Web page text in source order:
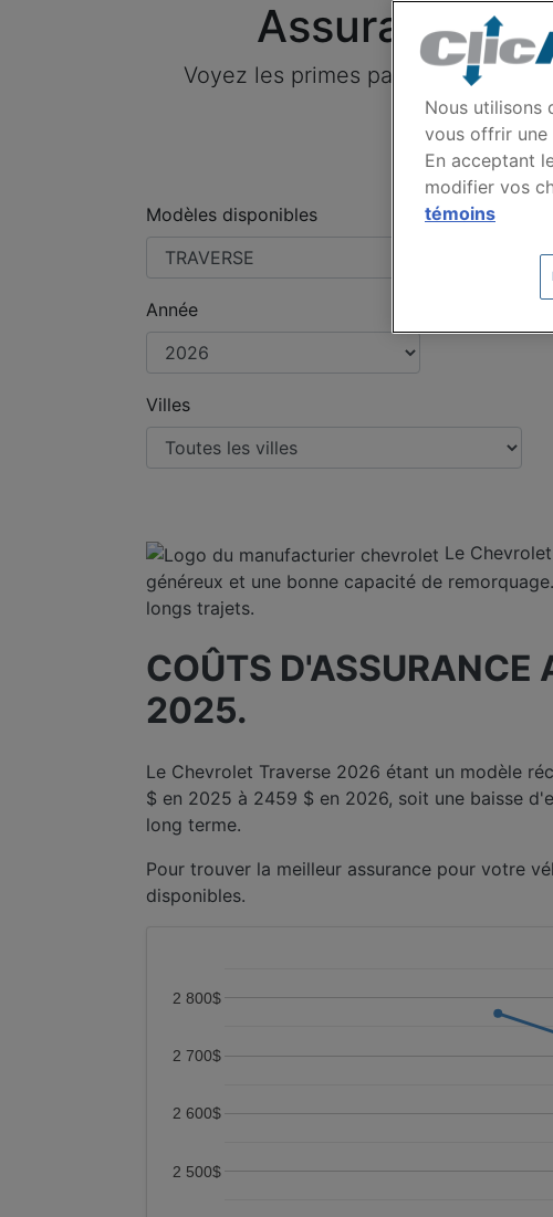
Assurance
Voyez les primes payées par nos
Modèles disponibles
Année
Villes
Le
généreux et une bonne capacité de
longs trajets.
COÛTS D'ASSURANCE
2025.
Le Chevrolet Traverse 2026 étant un modèle
$ en 2025 à 2459 $ en 2026, soit une baisse
long terme.
Pour trouver la meilleur assurance pour votre
disponibles.
2 500$
2 600$
2 700$
2 800$
Nous utilisons
vous offrir une
En acceptant
modifier vos
témoins